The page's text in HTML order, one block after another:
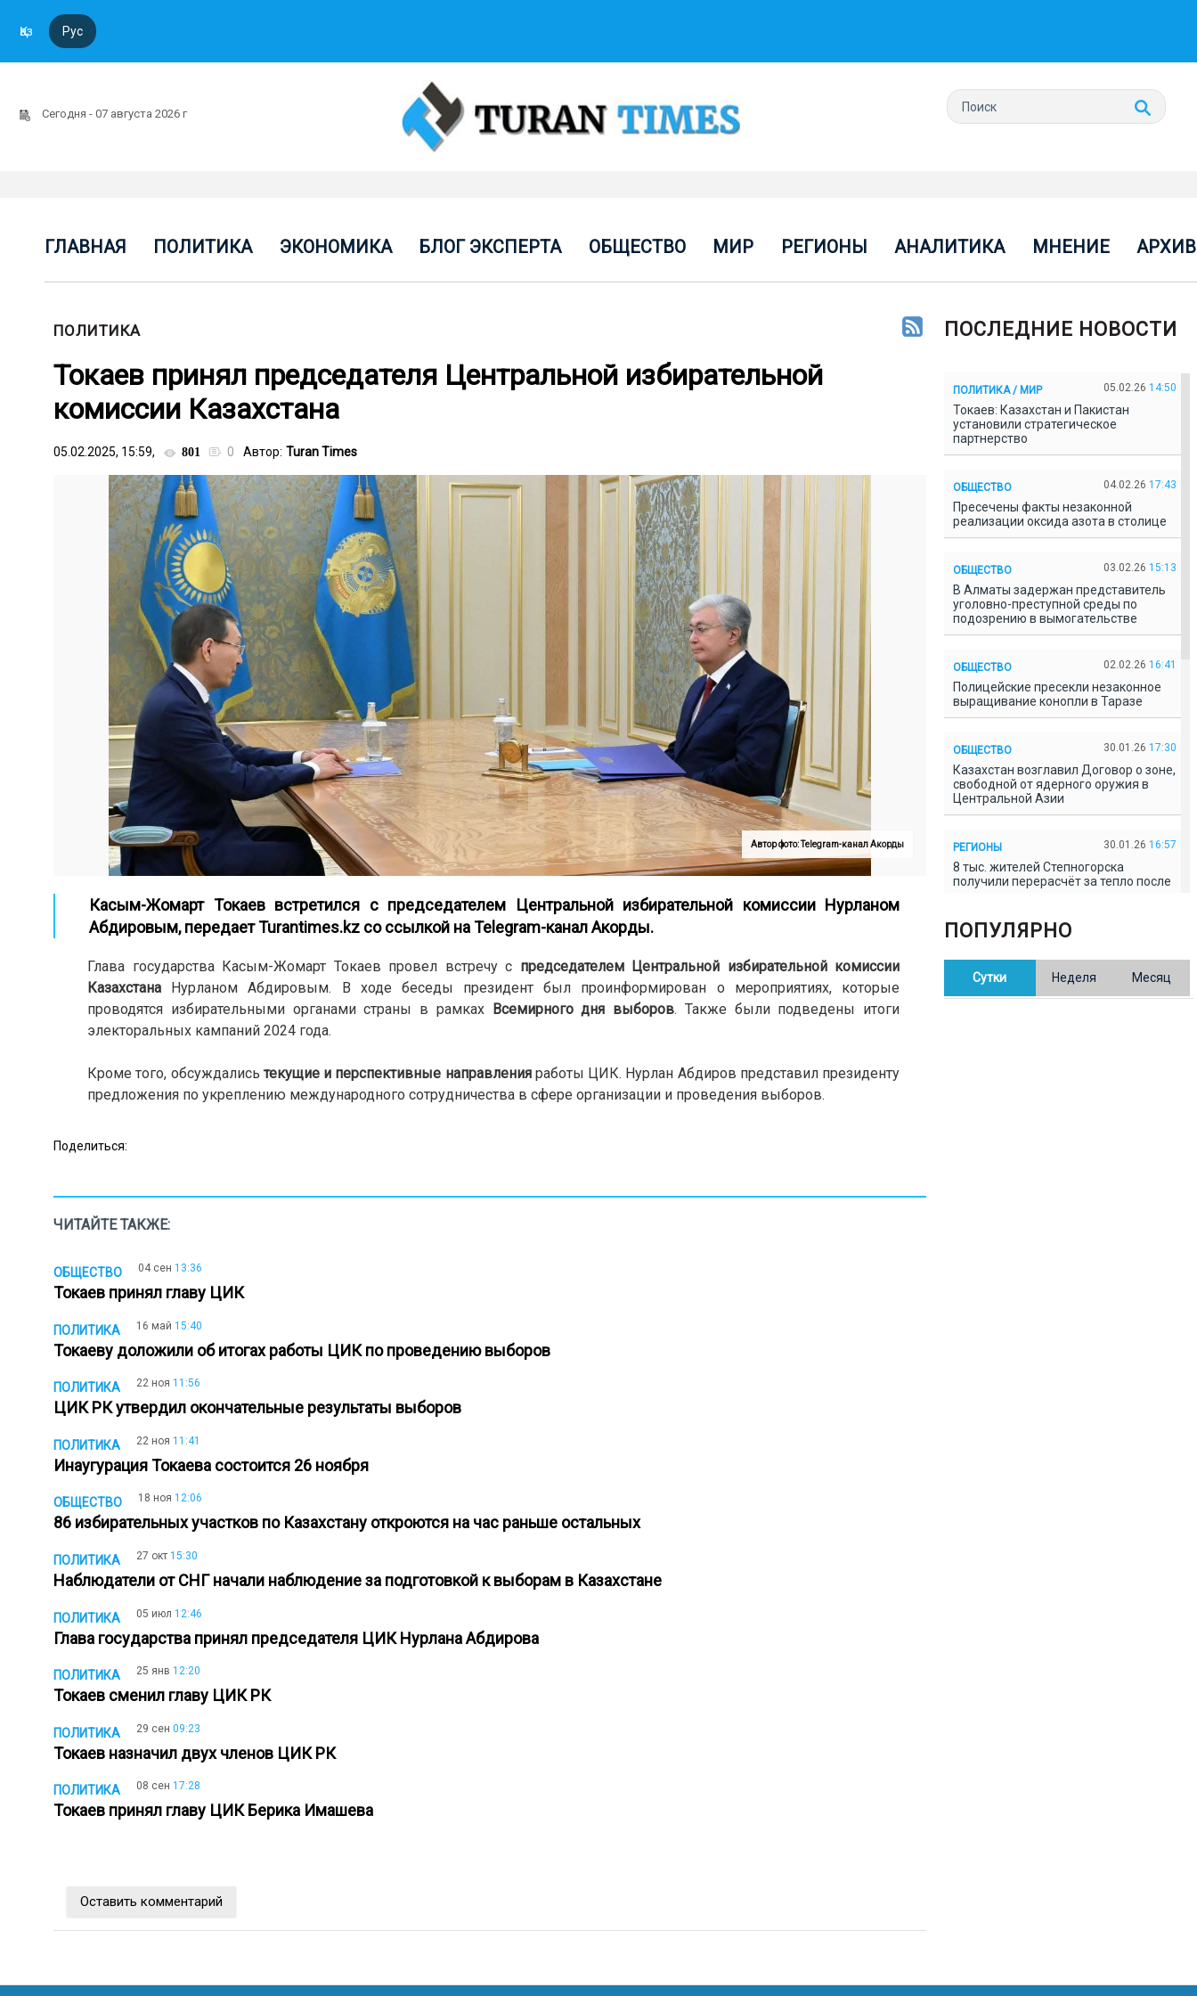
Қаз Рус
Сегодня - 07 августа 2026 г
ГЛАВНАЯ ПОЛИТИКА ЭКОНОМИКА БЛОГ ЭКСПЕРТА ОБЩЕСТВО МИР РЕГИОНЫ АНАЛИТИКА МНЕНИЕ АРХИВ
ПОЛИТИКА
Токаев принял председателя Центральной избирательной
комиссии Казахстана
05.02.2025, 15:59, 801 0 Автор: Turan Times
Автор фото: Telegram-канал Акорды
Касым-Жомарт Токаев встретился с председателем Центральной избирательной комиссии Нурланом
Абдировым,передает Turantimes.kz со ссылкой на Telegram-каналАкорды.
Глава государства Касым-Жомарт Токаев провел встречу с председателем Центральной избирательной комиссии
Казахстана Нурланом Абдировым. В ходе беседы президент был проинформирован о мероприятиях, которые
проводятся избирательными органами страны в рамках Всемирного дня выборов. Также были подведены итоги
электоральных кампаний 2024 года.
Кроме того, обсуждались текущие и перспективные направленияработы ЦИК. Нурлан Абдиров представил президенту
предложения по укреплению международного сотрудничества в сфере организации и проведения выборов.
Поделиться:
ЧИТАЙТЕ ТАКЖЕ:
ОБЩЕСТВО 04 сен 13:36
Токаев принял главу ЦИК
ПОЛИТИКА 16 май 15:40
Токаеву доложили об итогах работы ЦИК по проведению выборов
ПОЛИТИКА 22 ноя 11:56
ЦИК РК утвердил окончательные результаты выборов
ПОЛИТИКА 22 ноя 11:41
Инаугурация Токаева состоится 26 ноября
ОБЩЕСТВО 18 ноя 12:06
86 избирательных участков по Казахстану откроются на час раньше остальных
ПОЛИТИКА 27 окт 15:30
Наблюдатели от СНГ начали наблюдение за подготовкой к выборам в Казахстане
ПОЛИТИКА 05 июл 12:46
Глава государства принял председателя ЦИК Нурлана Абдирова
ПОЛИТИКА 25 янв 12:20
Токаев сменил главу ЦИК РК
ПОЛИТИКА 29 сен 09:23
Токаев назначил двух членов ЦИК РК
ПОЛИТИКА 08 сен 17:28
Токаев принял главу ЦИК Берика Имашева
Оставить комментарий
ПОСЛЕДНИЕ НОВОСТИ
ПОЛИТИКА / МИР 05.02.26 14:50
Токаев: Казахстан и Пакистан
установили стратегическое
партнерство
ОБЩЕСТВО 04.02.26 17:43
Пресечены факты незаконной
реализации оксида азота в столице
ОБЩЕСТВО 03.02.26 15:13
В Алматы задержан представитель
уголовно-преступной среды по
подозрению в вымогательстве
ОБЩЕСТВО 02.02.26 16:41
Полицейские пресекли незаконное
выращивание конопли в Таразе
ОБЩЕСТВО 30.01.26 17:30
Казахстан возглавил Договор о зоне,
свободной от ядерного оружия в
Центральной Азии
РЕГИОНЫ 30.01.26 16:57
8 тыс. жителей Степногорска
получили перерасчёт за тепло после
В Казахстане готовят новую
редакцию Конституции: меняется
ПОПУЛЯРНО
Сутки Неделя Месяц